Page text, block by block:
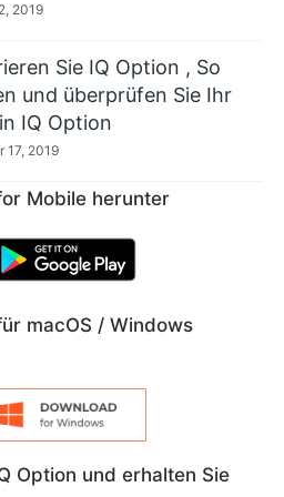
2019
Sie IQ Option , So
und überprüfen Sie Ihr
IQ Option
17, 2019
Mobile herunter
macOS / Windows
Option und erhalten Sie